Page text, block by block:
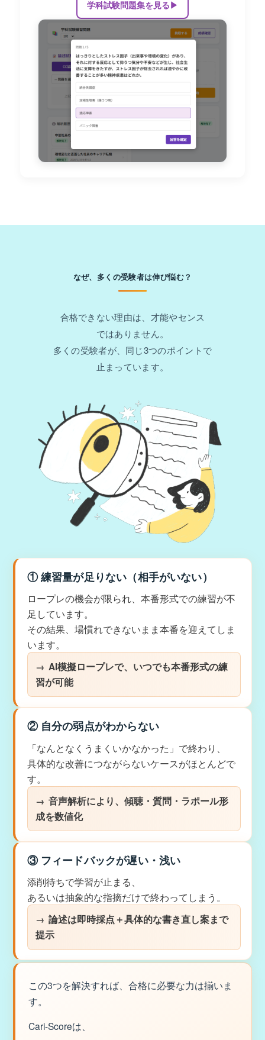
学科試験問題集を見る▶
なぜ、多くの受験者は伸び悩む？
合格できない理由は、才能やセンス
ではありません。
多くの受験者が、同じ3つのポイントで
止まっています。
① 練習量が足りない（相手がいない）
ロープレの機会が限られ、本番形式での練習が不
足しています。
その結果、場慣れできないまま本番を迎えてしま
います。
AI模擬ロープレで、いつでも本番形式の練
習が可能
② 自分の弱点がわからない
「なんとなくうまくいかなかった」で終わり、
具体的な改善につながらないケースがほとんどで
す。
音声解析により、傾聴・質問・ラポール形
成を数値化
③ フィードバックが遅い・浅い
添削待ちで学習が止まる、
あるいは抽象的な指摘だけで終わってしまう。
論述は即時採点＋具体的な書き直し案まで
提示
この3つを解決すれば、合格に必要な力は揃いま
す。
Cari-Scoreは、